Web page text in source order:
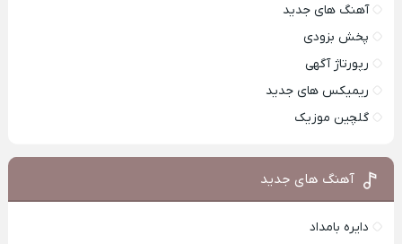
آهنگ های جدید
پخش بزودی
رپورتاژ آگهی
ریمیکس های جدید
گلچین موزیک
آهنگ های جدید
دایره بامداد